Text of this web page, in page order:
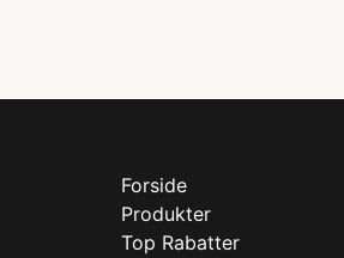
Forside
Produkter
Top Rabatter